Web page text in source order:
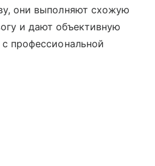
они выполняют схожую
и дают объективную
профессиональной